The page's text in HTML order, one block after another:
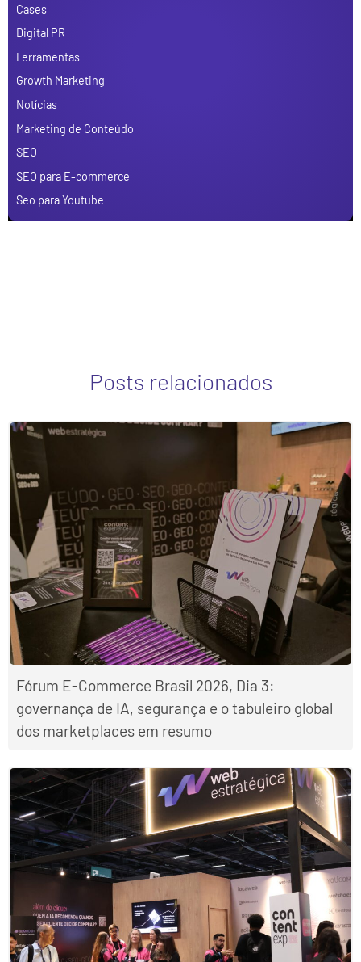
Cases
Digital PR
Ferramentas
Growth Marketing
Notícias
Marketing de Conteúdo
SEO
SEO para E-commerce
Seo para Youtube
Posts relacionados
Fórum E-Commerce Brasil 2026, Dia 3:
governança de IA, segurança e o tabuleiro global
dos marketplaces em resumo